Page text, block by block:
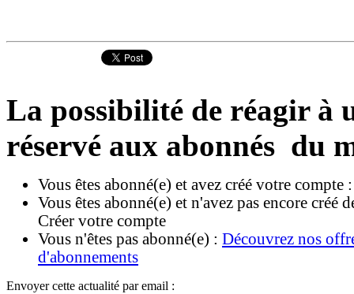
La possibilité de réagir à
réservé aux abonnés du
Vous êtes abonné(e) et avez créé votre compte
Vous êtes abonné(e) et n'avez pas encore créé
Créer votre compte
Vous n'êtes pas abonné(e) : Découvrez nos
d'abonnements
Envoyer cette actualité par email :